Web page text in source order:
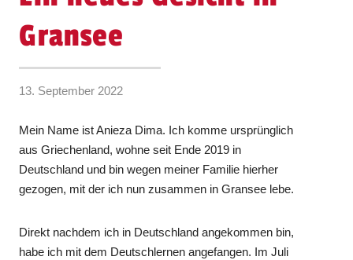
Gransee
13. September 2022
Mein Name ist Anieza Dima. Ich komme ursprünglich
aus Griechenland, wohne seit Ende 2019 in
Deutschland und bin wegen meiner Familie hierher
gezogen, mit der ich nun zusammen in Gransee lebe.
Direkt nachdem ich in Deutschland angekommen bin,
habe ich mit dem Deutschlernen angefangen. Im Juli